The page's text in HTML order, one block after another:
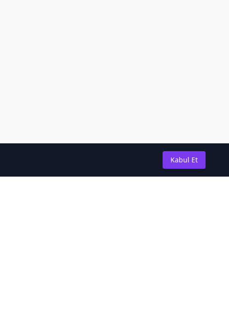
Kabul Et